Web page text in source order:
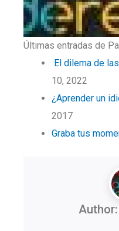
Últimas entradas de
El dilema de
10, 2022
¿Aprender un
2017
Graba tus
Author: